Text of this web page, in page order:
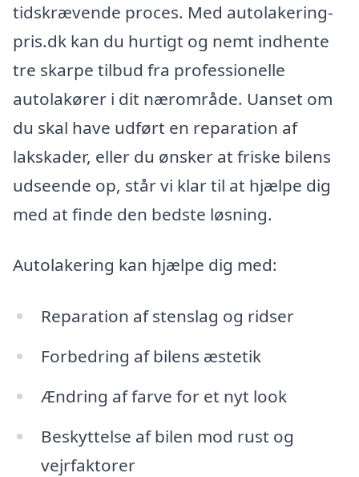
tidskrævende proces. Med autolakering-
pris.dk kan du hurtigt og nemt indhente
tre skarpe tilbud fra professionelle
autolakører i dit nærområde. Uanset om
du skal have udført en reparation af
lakskader, eller du ønsker at friske bilens
udseende op, står vi klar til at hjælpe dig
med at finde den bedste løsning.
Autolakering kan hjælpe dig med:
Reparation af stenslag og ridser
Forbedring af bilens æstetik
Ændring af farve for et nyt look
Beskyttelse af bilen mod rust og
vejrfaktorer